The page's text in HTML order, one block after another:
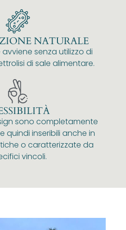
NATURALE
avviene senza utilizzo di
di sale alimentare.
sono completamente
quindi inseribili anche in
o caratterizzate da
vincoli.